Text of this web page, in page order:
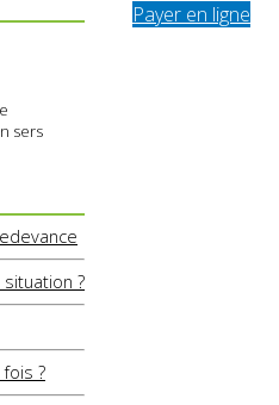
sers
?
?
Payer en ligne